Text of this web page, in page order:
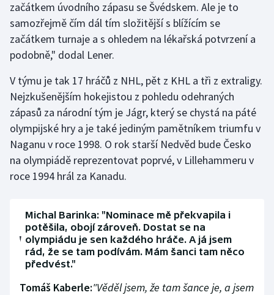
začátkem úvodního zápasu se Švédskem. Ale je to
samozřejmě čím dál tím složitější s blížícím se
začátkem turnaje a s ohledem na lékařská potvrzení a
podobně," dodal Lener.
V týmu je tak 17 hráčů z NHL, pět z KHL a tři z extraligy.
Nejzkušenějším hokejistou z pohledu odehraných
zápasů za národní tým je Jágr, který se chystá na páté
olympijské hry a je také jediným pamětníkem triumfu v
Naganu v roce 1998. O rok starší Nedvěd bude Česko
na olympiádě reprezentovat poprvé, v Lillehammeru v
roce 1994 hrál za Kanadu.
Michal Barinka: "Nominace mě překvapila i
potěšila, obojí zároveň. Dostat se na
olympiádu je sen každého hráče. A já jsem
rád, že se tam podívám. Mám šanci tam něco
předvést."
Tomáš Kaberle:"Věděl jsem, že tam šance je, a jsem